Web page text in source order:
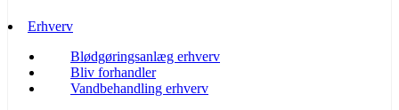
Erhverv
Blødgøringsanlæg erhverv
Bliv forhandler
Vandbehandling erhverv